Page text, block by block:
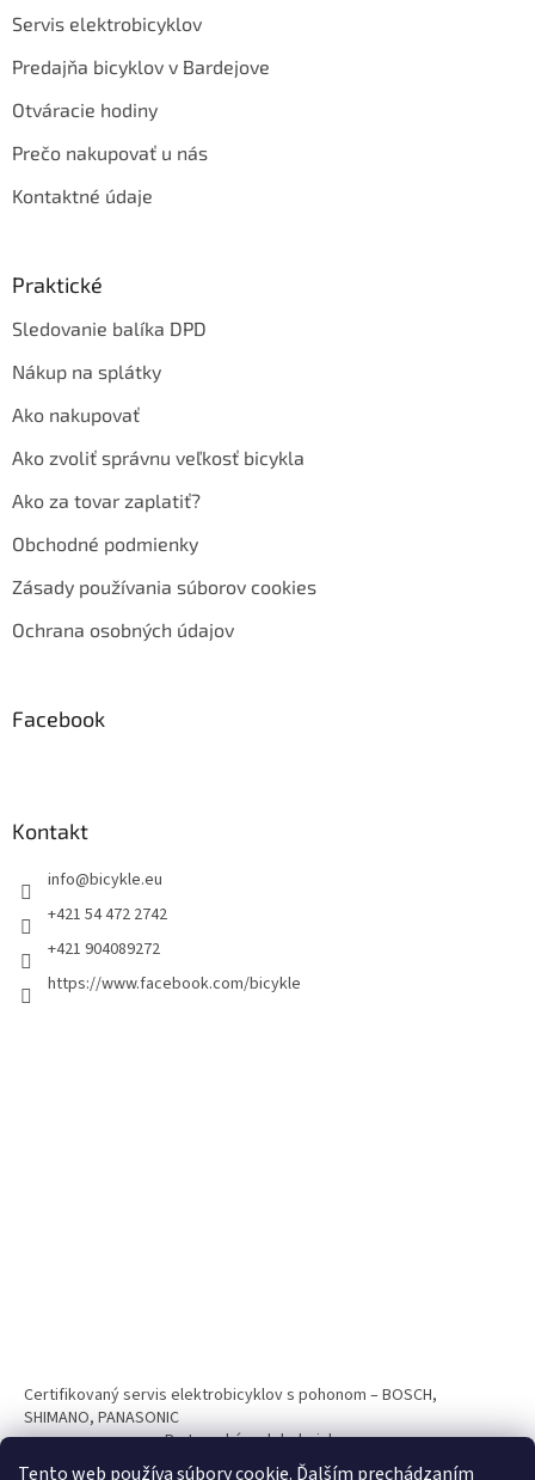
Tento web používa súbory cookie. Ďalším prechádzaním
Servis elektrobicyklov
Predajňa bicyklov v Bardejove
Otváracie hodiny
Prečo nakupovať u nás
Kontaktné údaje
Praktické
Sledovanie balíka DPD
Nákup na splátky
Ako nakupovať
Ako zvoliť správnu veľkosť bicykla
Ako za tovar zaplatiť?
Obchodné podmienky
Zásady používania súborov cookies
Ochrana osobných údajov
Facebook
Kontakt
info@bicykle.eu
+421 54 472 2742
+421 904089272
https://www.facebook.com/bicykle
Certifikovaný servis elektrobicyklov s pohonom – BOSCH,
SHIMANO, PANASONIC
Partnerský web hokejshop.eu